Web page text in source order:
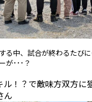
る中、試合が終わるたびに
が･･･？
！？で敵味方双方に
ん